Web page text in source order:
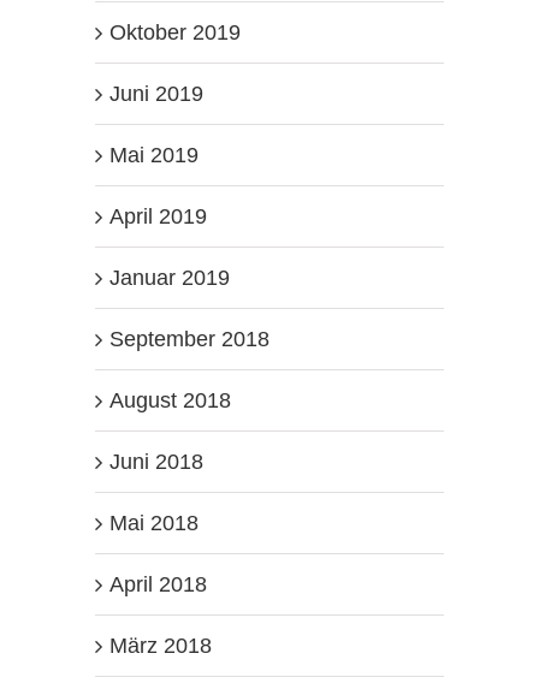
Oktober 2019
Juni 2019
Mai 2019
April 2019
Januar 2019
September 2018
August 2018
Juni 2018
Mai 2018
April 2018
März 2018